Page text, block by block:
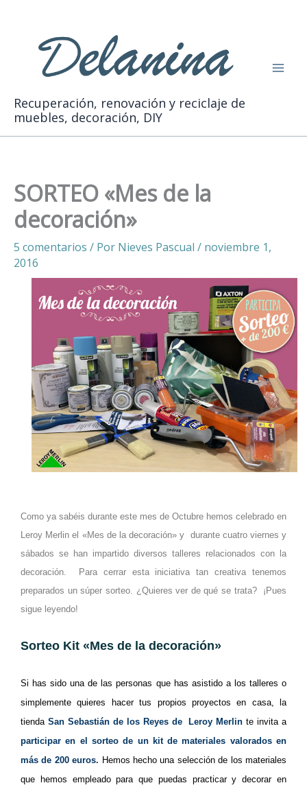
contenido
Recuperación, renovación y reciclaje de
muebles, decoración, DIY
SORTEO «Mes de la
decoración»
5 comentarios / Por Nieves Pascual / noviembre 1,
2016
Como ya sabéis durante este mes de Octubre hemos celebrado en
Leroy Merlin el «Mes de la decoración» y durante cuatro viernes y
sábados se han impartido diversos talleres relacionados con la
decoración. Para cerrar esta iniciativa tan creativa tenemos
preparados un súper sorteo. ¿Quieres ver de qué se trata? ¡Pues
sigue leyendo!
Sorteo Kit «Mes de la decoración»
Si has sido una de las personas que has asistido a los talleres o
simplemente quieres hacer tus propios proyectos en casa, la
tienda San Sebastián de los Reyes de Leroy Merlinte invita a
participar en el sorteo de un kit de materiales valorados en
más de 200 euros. Hemos hecho una selección de los materiales
que hemos empleado para que puedas practicar y decorar en